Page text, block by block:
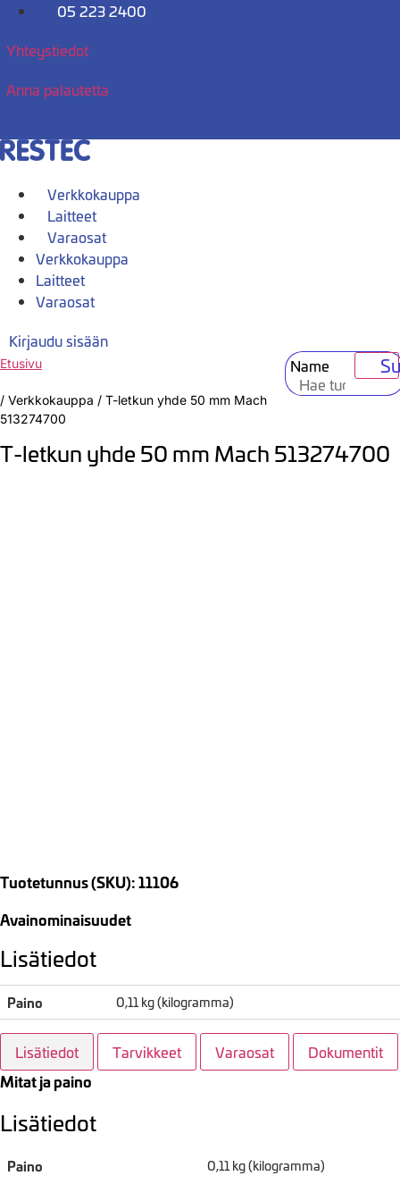
Mene
05 223 2400
Yhteystiedot
Anna palautetta
Verkkokauppa
Laitteet
Varaosat
Verkkokauppa
Laitteet
Varaosat
Kirjaudu sisään
Name
Etusivu
/ Verkkokauppa / T-letkun yhde 50 mm Mach
513274700
T-letkun yhde 50 mm Mach 513274700
Tuotetunnus (SKU): 11106
Avainominaisuudet
Lisätiedot
Paino 0,11 kg (kilogramma)
Lisätiedot Tarvikkeet Varaosat Dokumentit
Mitat ja paino
Lisätiedot
Paino 0,11 kg (kilogramma)